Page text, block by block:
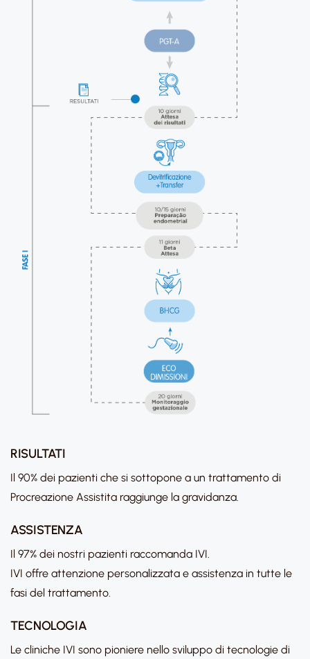
RISULTATI
Il 90% dei pazienti che si sottopone a un trattamento di
Procreazione Assistita raggiunge la gravidanza.
ASSISTENZA
Il 97% dei nostri pazienti raccomanda IVI.
IVI offre attenzione personalizzata e assistenza in tutte le
fasi del trattamento.
TECNOLOGIA
Le cliniche IVI sono pioniere nello sviluppo di tecnologie di